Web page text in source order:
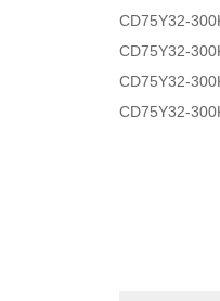
CD75Y32-
CD75Y32-
CD75Y32-
CD75Y32-